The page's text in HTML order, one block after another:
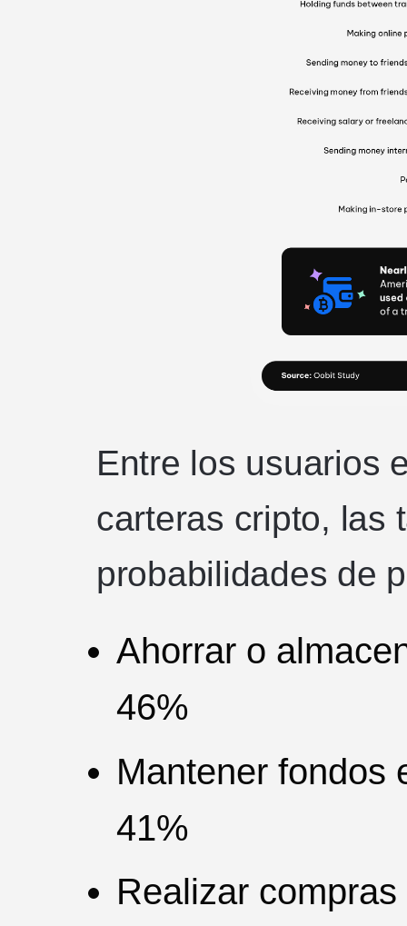
Entre los usuarios
carteras cripto, las
probabilidades de
Ahorrar o
46%
Mantener fondos
41%
Realizar